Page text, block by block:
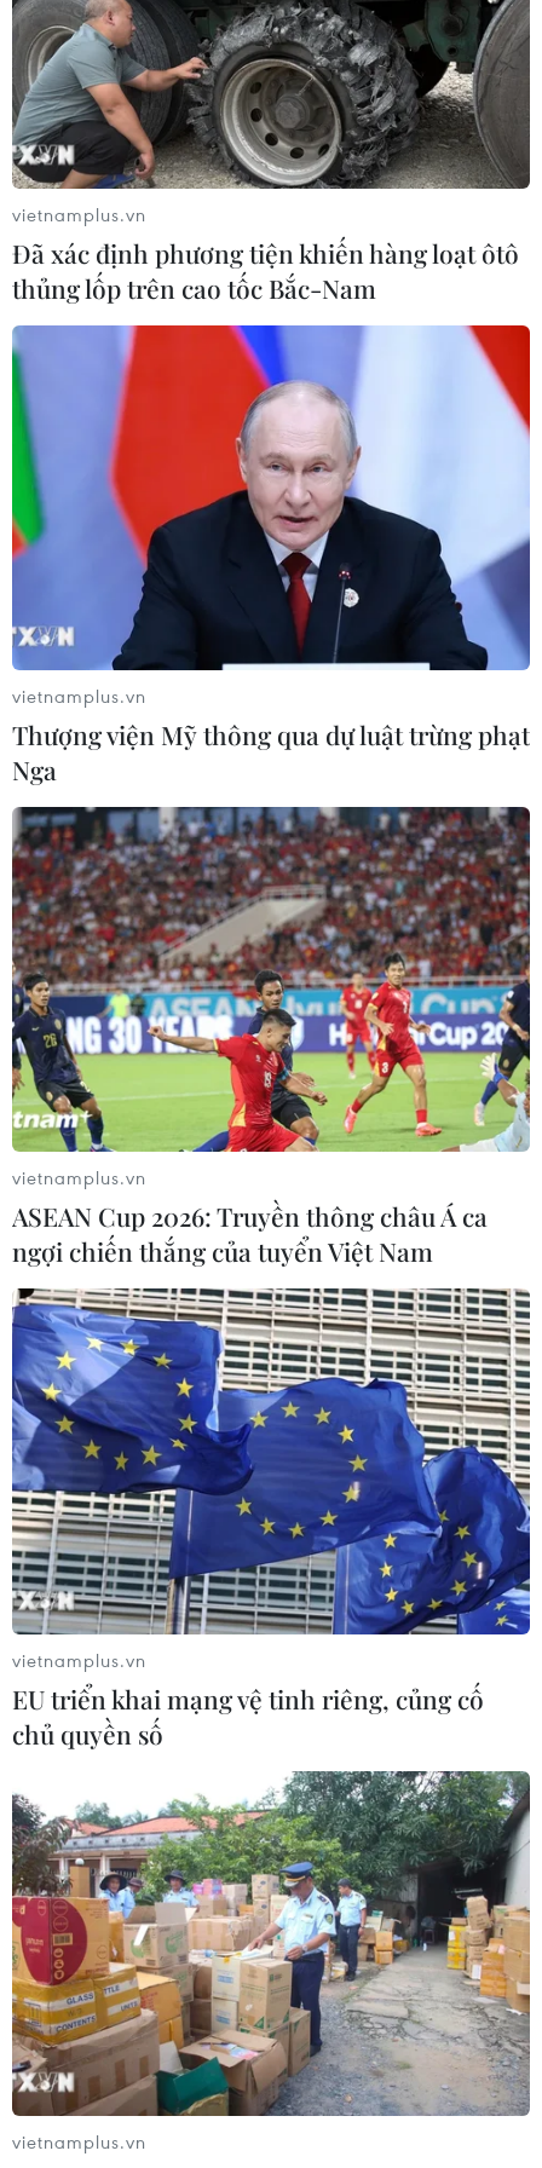
TIN CÙNG CHUYÊN MỤC
59 năm ASEAN: Hy Lạp mong muốn
phát triển hơn nữa quan hệ với
ASEAN
08/08/2026 04:43
vietnamplus.vn
Đã xác định phương tiện khiến hàng loạt ôtô
thủng lốp trên cao tốc Bắc-Nam
vietnamplus.vn
Thượng viện Mỹ thông qua dự luật trừng phạt
Nga
vietnamplus.vn
ASEAN Cup 2026: Truyền thông châu Á ca
ngợi chiến thắng của tuyển Việt Nam
vietnamplus.vn
EU triển khai mạng vệ tinh riêng, củng cố
chủ quyền số
vietnamplus.vn